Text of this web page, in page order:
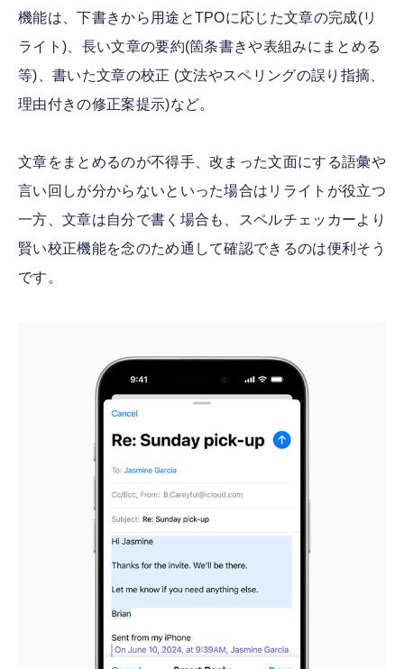
機能は、下書きから用途とTPOに応じた文章の完成(リ
ライト)、長い文章の要約(箇条書きや表組みにまとめる
等)、書いた文章の校正 (文法やスペリングの誤り指摘、
理由付きの修正案提示)など。
文章をまとめるのが不得手、改まった文面にする語彙や
言い回しが分からないといった場合はリライトが役立つ
一方、文章は自分で書く場合も、スペルチェッカーより
賢い校正機能を念のため通して確認できるのは便利そう
です。